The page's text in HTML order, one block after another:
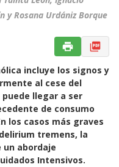
y Rosana Urdániz Borque
incluye los signos y
al cese del
llegar a ser
de consumo
los casos más graves
tremens, la
abordaje
Intensivos.